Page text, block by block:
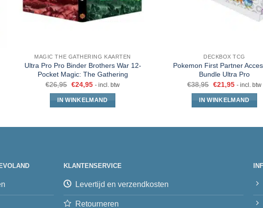
MAGIC THE GATHERING KAARTEN
Ultra Pro Pro Binder Brothers War 12-
Pocket Magic: The Gathering
€26,95 €24,95 - incl. btw
IN WINKELMAND
DECKBOX TCG
Pokemon First Partner
Bundle Ultra Pro
€38,95 €21,95 - incl. btw
IN WINKELMAND
KLANTENSERVICE
Levertijd en verzendkosten
Retourneren